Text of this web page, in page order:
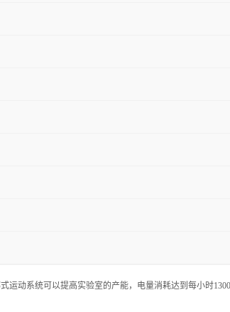
动系统可以提高实验室的产能，电量消耗达到每小时1300